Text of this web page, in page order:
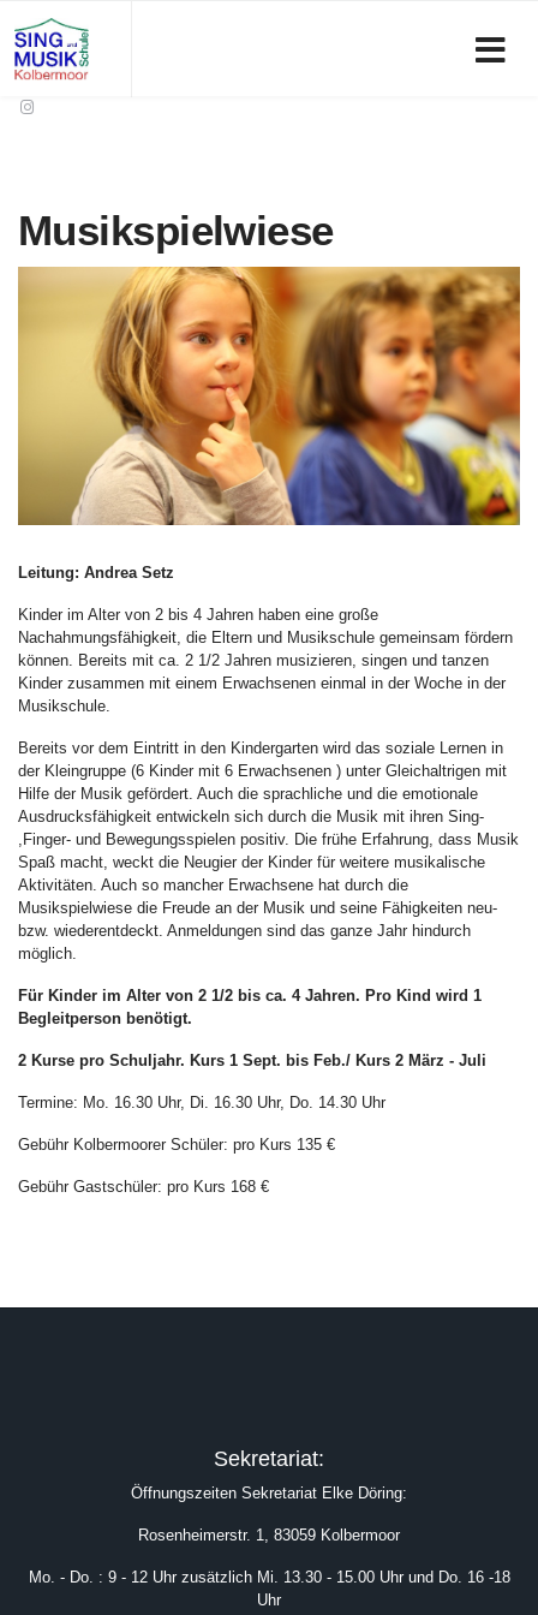
Musikspielwiese
Leitung: Andrea Setz
Kinder im Alter von 2 bis 4 Jahren haben eine große
Nachahmungsfähigkeit, die Eltern und Musikschule gemeinsam fördern
können. Bereits mit ca. 2 1/2 Jahren musizieren, singen und tanzen
Kinder zusammen mit einem Erwachsenen einmal in der Woche in der
Musikschule.
Bereits vor dem Eintritt in den Kindergarten wird das soziale Lernen in
der Kleingruppe (6 Kinder mit 6 Erwachsenen ) unter Gleichaltrigen mit
Hilfe der Musik gefördert. Auch die sprachliche und die emotionale
Ausdrucksfähigkeit entwickeln sich durch die Musik mit ihren Sing-
,Finger- und Bewegungsspielen positiv. Die frühe Erfahrung, dass Musik
Spaß macht, weckt die Neugier der Kinder für weitere musikalische
Aktivitäten. Auch so mancher Erwachsene hat durch die
Musikspielwiese die Freude an der Musik und seine Fähigkeiten neu-
bzw. wiederentdeckt. Anmeldungen sind das ganze Jahr hindurch
möglich.
Für Kinder im Alter von 2 1/2 bis ca. 4 Jahren. Pro Kind wird 1
Begleitperson benötigt.
2 Kurse pro Schuljahr. Kurs 1 Sept. bis Feb./ Kurs 2 März - Juli
Termine: Mo. 16.30 Uhr, Di. 16.30 Uhr, Do. 14.30 Uhr
Gebühr Kolbermoorer Schüler: pro Kurs 135 €
Gebühr Gastschüler: pro Kurs 168 €
Sekretariat:
Öffnungszeiten Sekretariat Elke Döring:
Rosenheimerstr. 1, 83059 Kolbermoor
Mo. - Do. : 9 - 12 Uhr zusätzlich Mi. 13.30 - 15.00 Uhr und Do. 16 -18
Uhr